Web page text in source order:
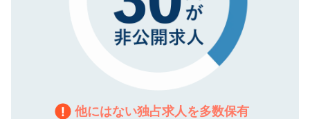
他にはない独占求人を多数保有